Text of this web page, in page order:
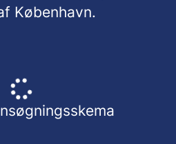
København.